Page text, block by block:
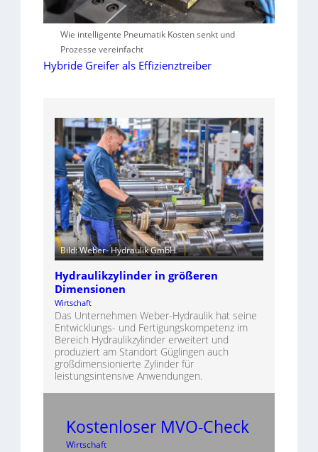
Wie intelligente Pneumatik Kosten senkt und
Prozesse vereinfacht
Hybride Greifer als Effizienztreiber
Bild: Weber- Hydraulik GmbH
Hydraulikzylinder in größeren
Dimensionen
Wirtschaft
Das Unternehmen Weber-Hydraulik hat seine
Entwicklungs- und Fertigungskompetenz im
Bereich Hydraulikzylinder erweitert und
produziert am Standort Güglingen auch
großdimensionierte Zylinder für
leistungsintensive Anwendungen.
Kostenloser MVO-Check
Wirtschaft